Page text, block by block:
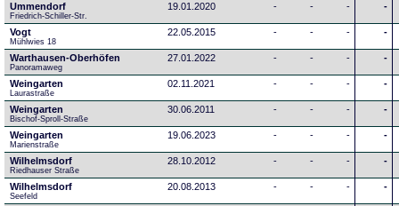
Ummendorf
Friedrich-Schiller-Str.
19.01.2020 - - - -
Vogt
Mühlwies 18
22.05.2015 - - - -
Warthausen-Oberhöfen
Panoramaweg
27.01.2022 - - - -
Weingarten
Laurastraße
02.11.2021 - - - -
Weingarten
Bischof-Sproll-Straße
30.06.2011 - - - -
Weingarten
Marienstraße
19.06.2023 - - - -
Wilhelmsdorf
Riedhauser Straße
28.10.2012 - - - -
Wilhelmsdorf
Seefeld
20.08.2013 - - - -